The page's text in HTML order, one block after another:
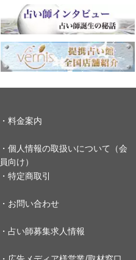
・料金案内
・個人情報の取扱いについて（会
員向け）
・特定商取引
・お問い合わせ
・占い師募集求人情報